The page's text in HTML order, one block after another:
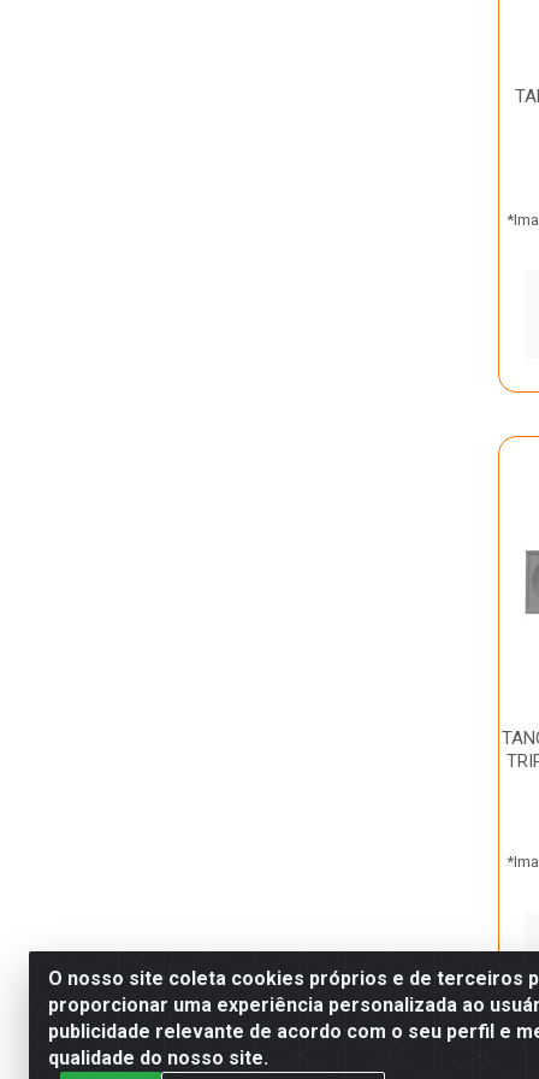
O nosso site coleta cookies próprios e de terceiros
proporcionar uma experiência personalizada ao
publicidade relevante de acordo com o seu perfil e
qualidade do nosso site.